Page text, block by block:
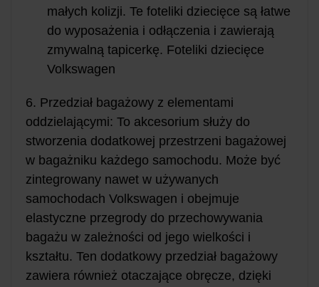
małych kolizji. Te foteliki dziecięce są łatwe
do wyposażenia i odłączenia i zawierają
zmywalną tapicerkę. Foteliki dziecięce
Volkswagen
6. Przedział bagażowy z elementami
oddzielającymi: To akcesorium służy do
stworzenia dodatkowej przestrzeni bagażowej
w bagażniku każdego samochodu. Może być
zintegrowany nawet w używanych
samochodach Volkswagen i obejmuje
elastyczne przegrody do przechowywania
bagażu w zależności od jego wielkości i
kształtu. Ten dodatkowy przedział bagażowy
zawiera również otaczające obręcze, dzięki